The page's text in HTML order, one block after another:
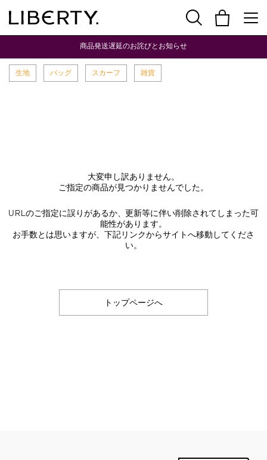
商品発送遅延のお詫びとお知らせ
生地 バッグ スカーフ 雑貨
大変申し訳ありません。
ご指定の商品が見つかりませんでした。
URLのご指定に誤りがあるか、更新等に伴い削除されてしまった可
能性があります。
お手数とは思いますが、下記リンクからサイトへ移動してくださ
い。
トップページへ